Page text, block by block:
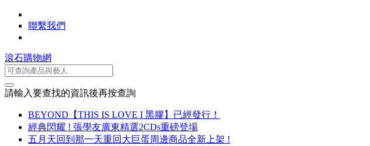
聯繫我們
滾石購物網
請輸入要查找的資訊後再按查詢
BEYOND【THIS IS LOVE I 黑膠】已經發行！
經典閃耀 ! 張學友廣東精選2CDs重磅登場
五月天回到那一天重回大巨蛋周邊商品全新上架 !